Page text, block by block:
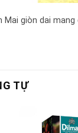
Mai giòn dai
TỰ